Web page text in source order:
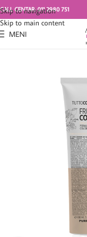
Skip to navigation
Skip to main content
CALL CENTAR: 011 2980 751
MENI